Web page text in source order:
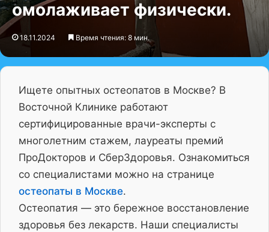
омолаживает физически.
18.11.2024 Время чтения: 8 мин.
Ищете опытных остеопатов в Москве? В
Восточной Клинике работают
сертифицированные врачи-эксперты с
многолетним стажем, лауреаты премий
ПроДокторов и СберЗдоровья. Ознакомиться
со специалистами можно на странице
остеопаты в Москве.
Остеопатия — это бережное восстановление
здоровья без лекарств. Наши специалисты